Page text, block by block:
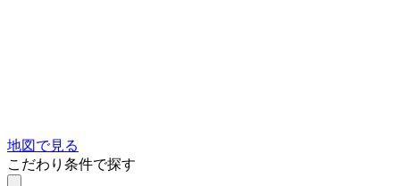
地図で見る
こだわり条件で探す